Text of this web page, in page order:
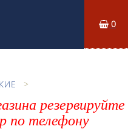
0
резервируйте
по телефону